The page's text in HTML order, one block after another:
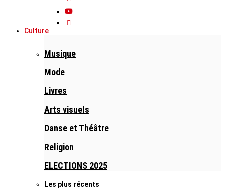
Culture
Musique
Mode
Livres
Arts visuels
Danse et Théâtre
Religion
ELECTIONS 2025
Les plus récents